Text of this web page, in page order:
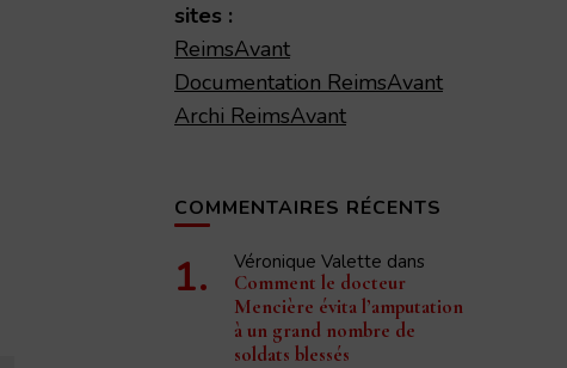
sites :
ReimsAvant
Documentation ReimsAvant
Archi ReimsAvant
COMMENTAIRES RÉCENTS
Véronique Valette dans
Comment le docteur
Mencière évita l’amputation
à un grand nombre de
soldats blessés